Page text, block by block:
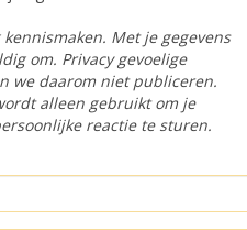
Met je gegevens
om. Privacy gevoelige
we daarom niet publiceren.
alleen gebruikt om je
reactie te sturen.